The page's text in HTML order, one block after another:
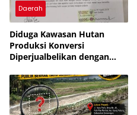
Daerah
Diduga Kawasan Hutan
Produksi Konversi
Diperjualbelikan dengan